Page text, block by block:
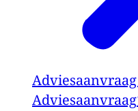
Adviesaanvraag